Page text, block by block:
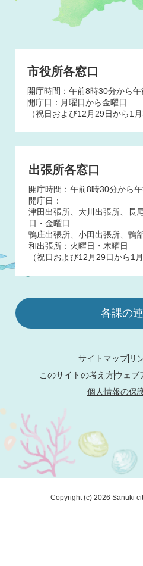
市役所各窓口
開庁時間：午前8時30分から
開庁日：月曜日から金曜日
（祝日および12月29日から1月
出張所各窓口
開庁時間：午前8時30分から
開庁日：
津田出張所、大川出張所、長
日・金曜日
鴨庄出張所、小田出張所、鴨
和出張所：火曜日・木曜日
（祝日および12月29日から1
各課の
サイトマップ リ
このサイトの考え方ウェブ
個人情報の保
Copyright (c) 2026 Sanuki